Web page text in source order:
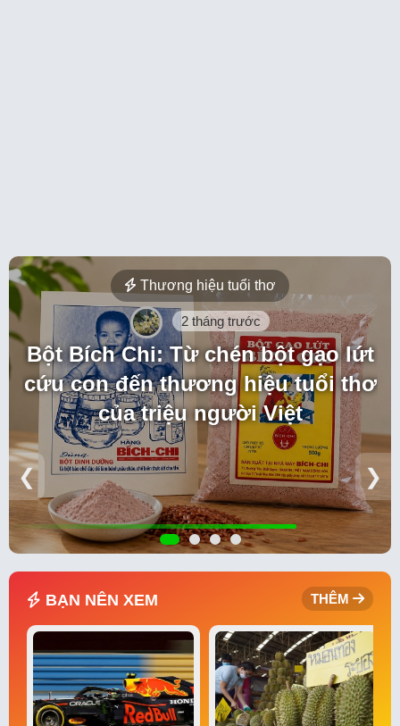
Thương hiệu tuổi thơ
2 tháng trước
Bột Bích Chi: Từ chén bột gạo lứt
cứu con đến thương hiệu tuổi thơ
của triệu người Việt
❮ ❯
BẠN NÊN XEM THÊM